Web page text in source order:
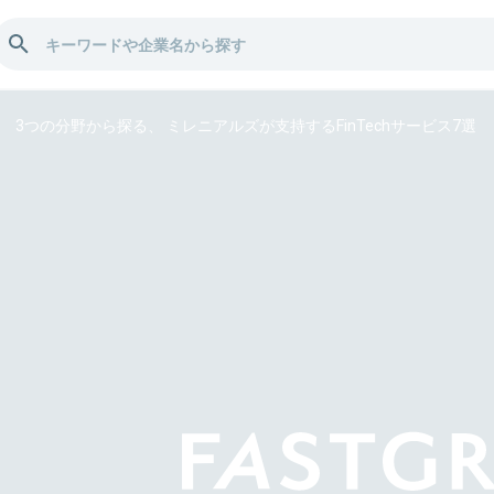
3つの分野から探る、 ミレニアルズが支持するFinTechサービス7選